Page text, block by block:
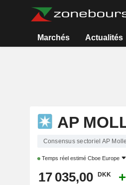
Marchés Actualités
AP
Consensus sectoriel AP
Temps réel estimé Cboe Europe
17 035,00 DKK